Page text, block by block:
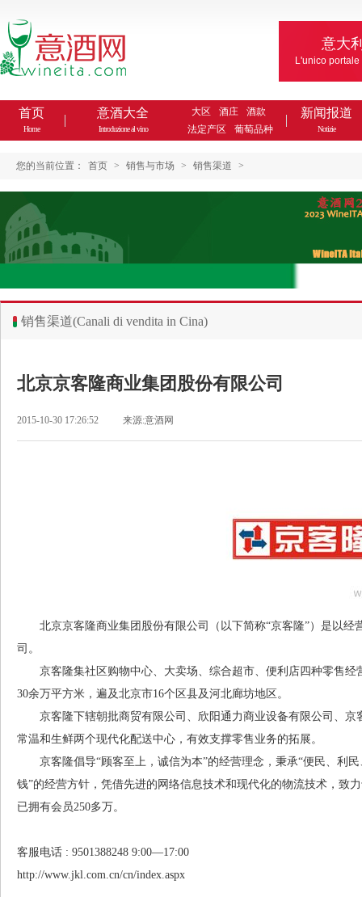
意大
L'unico
首页
Home
意酒大全
Introduzione al vino
大区 酒庄
酒款
法定产区
葡萄品种
新闻报道
Notizie
您的当前位置： 首页 > 销售与市场 > 销售渠道 >
销售渠道(Canali di vendita in Cina)
北京京客隆商业集团股份有限公司
2015-10-30 17:26:52 来源:意酒网
北京京客隆商业集团股份有限公司（以下简称“京客隆”）是以经
司。
京客隆集社区购物中心、大卖场、综合超市、便利店四种零售经
30余万平方米，遍及北京市16个区县及河北廊坊地区。
京客隆下辖朝批商贸有限公司、欣阳通力商业设备有限公司、京
常温和生鲜两个现代化配送中心，有效支撑零售业务的拓展。
京客隆倡导“顾客至上，诚信为本”的经营理念，秉承“便民、利民
钱”的经营方针，凭借先进的网络信息技术和现代化的物流技术，致
已拥有会员250多万。
客服电话 : 9501388248 9:00—17:00
http://www.jkl.com.cn/cn/index.aspx